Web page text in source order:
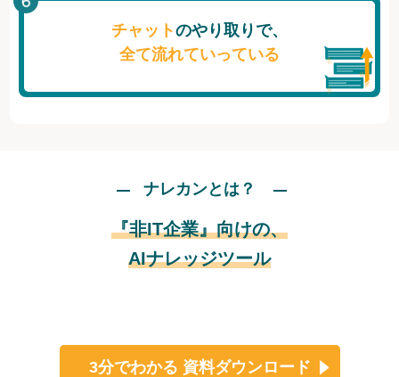
チャットのやり取りで、
全て流れていっている
ナレカンとは？
『非IT企業』向けの、
AIナレッジツール
3分でわかる 資料ダウンロード